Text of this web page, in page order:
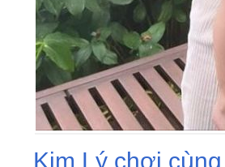
Kim Lý chơi